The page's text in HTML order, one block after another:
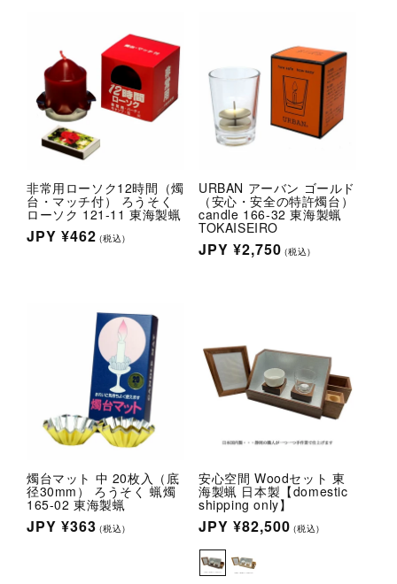
非常用ローソク12時間（燭
台・マッチ付） ろうそく
ローソク 121-11 東海製蝋
通
JPY ¥462 (税込)
URBAN アーバン ゴールド
（安心・安全の特許燭台）
candle 166-32 東海製蝋
TOKAISEIRO
通
JPY ¥2,750 (税込)
燭台マット 中 20枚入（底
径30mm） ろうそく 蝋燭
165-02 東海製蝋
通
JPY ¥363 (税込)
安心空間 Woodセット 東
海製蝋 日本製【domestic
shipping only】
通
常
価
JPY ¥82,500 (税込)